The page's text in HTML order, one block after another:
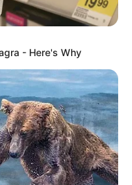
- Here's Why